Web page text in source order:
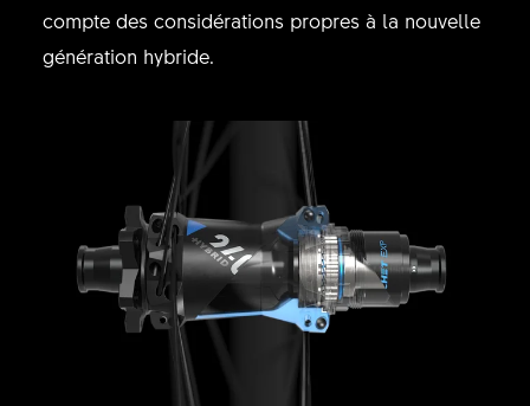
compte des considérations propres à la nouvelle
génération hybride.